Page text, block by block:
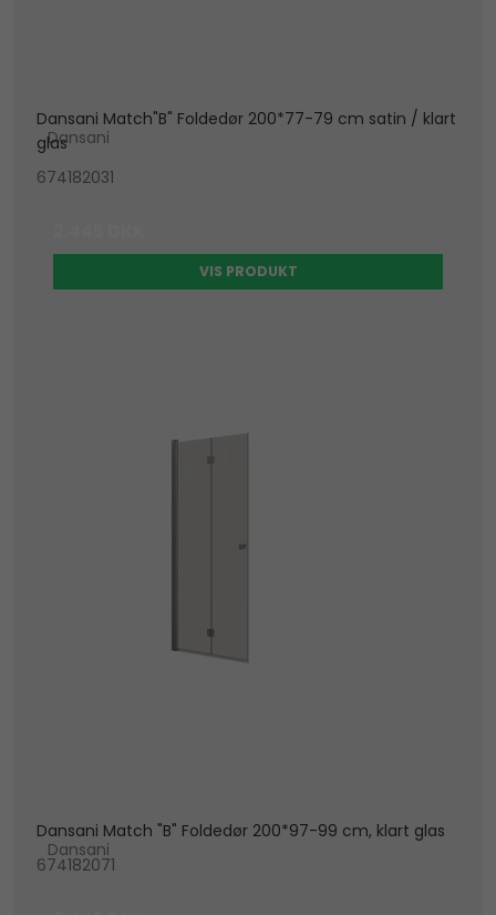
Dansani Match"B" Foldedør 200*77-79 cm satin / klart
glas
Dansani
674182031
VIS PRODUKT
Dansani Match "B" Foldedør 200*97-99 cm, klart glas
Dansani
674182071